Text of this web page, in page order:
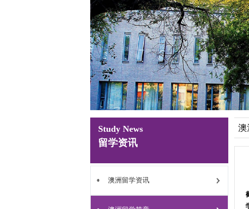
Study News
留学资讯
澳洲留学资讯
澳